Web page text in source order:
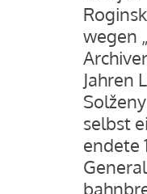
wegen
Jahren
selbst
endete